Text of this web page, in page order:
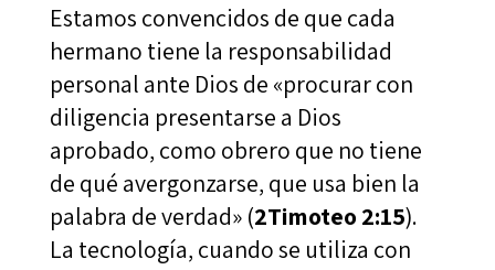
Estamos convencidos de que cada
hermano tiene la responsabilidad
personal ante Dios de «procurar con
diligencia presentarse a Dios
aprobado, como obrero que no tiene
de qué avergonzarse, que usa bien la
palabra de verdad» (2Timoteo 2:15).
La tecnología, cuando se utiliza con